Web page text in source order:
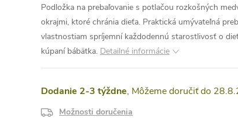
Podložka na prebaľovanie s potlačou rozkošných
okrajmi, ktoré chránia dieťa. Praktická umývateľná
vlastnostiam spríjemní každodennú starostlivosť o
kúpaní bábätka. Detailné informácie
Dodanie 2-3 týždne
Možnosti doručenia